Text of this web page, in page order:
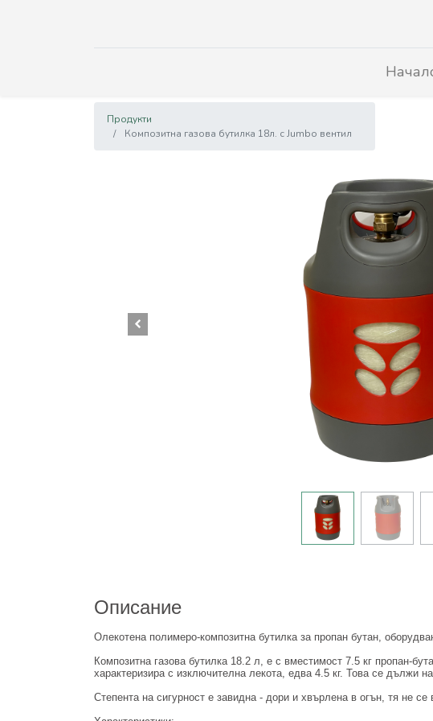
Продукти
Композитна газова бутилка 18л. с Jumbo вентил
Описание
Олекотена полимеро-композитна бутилка за пропан бутан,
Композитна газова бутилка 18.2 л, е с вместимост 7.5 кг пропан-
характеризира с изключителна лекота, едва 4.5 кг. Това се дължи
Степента на сигурност е завидна - дори и хвърлена в огън, тя не